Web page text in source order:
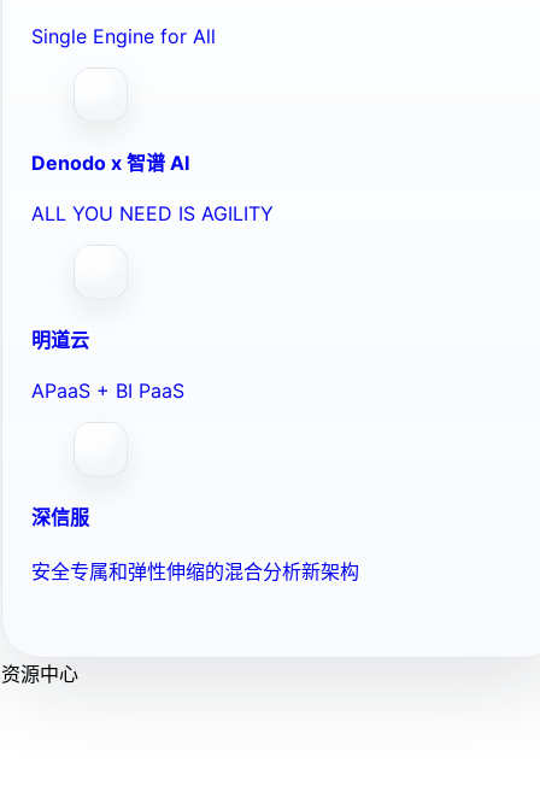
Single Engine for All
Denodo x 智谱 AI
ALL YOU NEED IS AGILITY
明道云
APaaS + BI PaaS
深信服
安全专属和弹性伸缩的混合分析新架构
资源中心